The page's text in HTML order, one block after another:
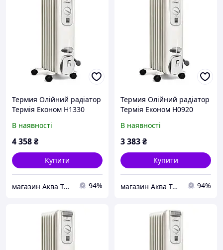
Термия Олійний радіатор
Термія Економ Н1330
В наявності
4 358₴
Купити
магазин Аква Техник 94%
Термия Олійний радіатор
Термія Економ Н0920
В наявності
3 383₴
Купити
магазин Аква Техник 94%